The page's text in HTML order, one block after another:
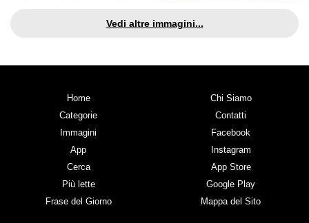
Vedi altre immagini...
Home
Categorie
Immagini
App
Cerca
Più lette
Frase del Giorno
Chi Siamo
Contatti
Facebook
Instagram
App Store
Google Play
Mappa del Sito